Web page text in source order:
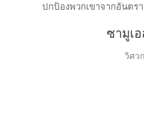
ปกป้องพวกเขาจากอันตร
ซามูเอ
วิศว